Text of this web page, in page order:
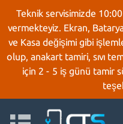
Teknik servisimizde
vermekteyiz. Ekran,
ve Kasa değişimi gibi
olup, anakart tamiri, sıvı
için 2 - 5 iş günü tamir